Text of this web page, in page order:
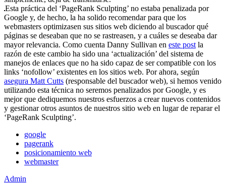
Esta práctica del ‘PageRank Sculpting’ no estaba penalizada por
Google y, de hecho, la ha solido recomendar para que los
webmasters optimizasen sus sitios web diciendo al buscador qué
páginas se deseaban que no se rastreasen, y a cuáles se deseaba dar
mayor relevancia. Como cuenta Danny Sullivan en este post la
razón de este cambio ha sido una ‘actualización’ del sistema de
manejos de enlaces que no ha sido capaz de ser compatible con los
links ‘nofollow’ existentes en los sitios web. Por ahora, según
asegura Matt Cutts (responsable del buscador web), si hemos venido
utilizando esta técnica no seremos penalizados por Google, y es
mejor que dediquemos nuestros esfuerzos a crear nuevos contenidos
y gestionar otros asuntos de nuestros sitio web en lugar de reparar el
‘PageRank Sculpting’.
google
pagerank
posicionamiento web
webmaster
Admin